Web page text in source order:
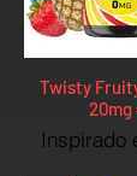
Twisty
20mg
Inspirado